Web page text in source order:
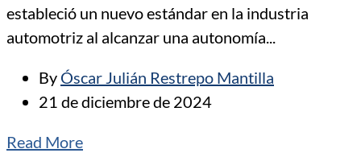
estableció un nuevo estándar en la industria
automotriz al alcanzar una autonomía...
By Óscar Julián Restrepo Mantilla
21 de diciembre de 2024
Read More